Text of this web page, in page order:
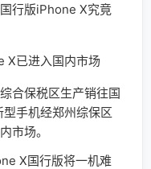
行版iPhone X究竟
合保税区生产销往国
手机经郑州综保区
市场。
X国行版将一机难